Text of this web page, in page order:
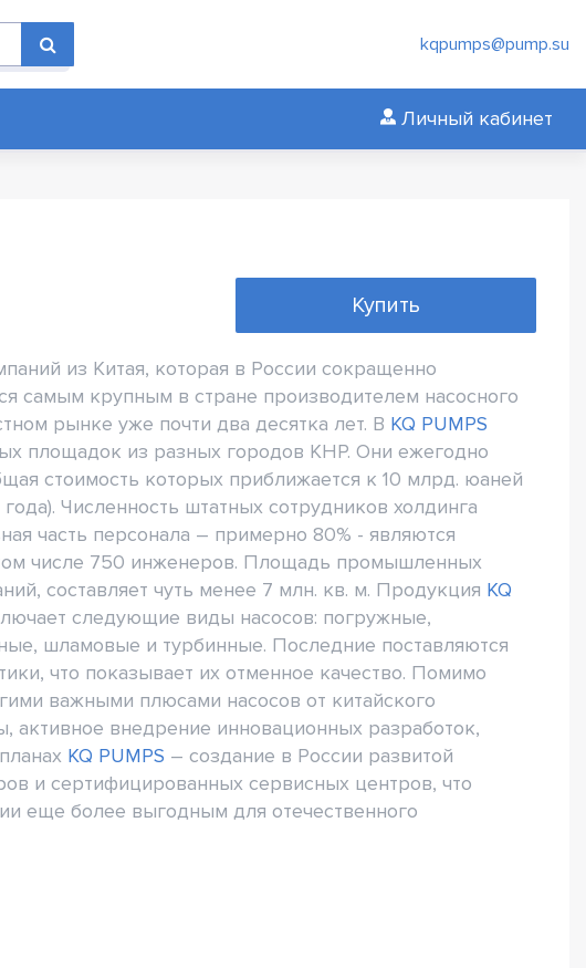
kqpumps@pump.su
Личный кабинет
Купить
из Китая, которая в России сокращенно
самым крупным в стране производителем насосного
рынке уже почти два десятка лет. В KQ PUMPS
площадок из разных городов КНР. Они ежегодно
стоимость которых приближается к 10 млрд. юаней
Численность штатных сотрудников холдинга
часть персонала – примерно 80% - являются
числе 750 инженеров. Площадь промышленных
составляет чуть менее 7 млн. кв. м. Продукция KQ
следующие виды насосов: погружные,
шламовые и турбинные. Последние поставляются
что показывает их отменное качество. Помимо
важными плюсами насосов от китайского
активное внедрение инновационных разработок,
KQ PUMPS – создание в России развитой
и сертифицированных сервисных центров, что
еще более выгодным для отечественного